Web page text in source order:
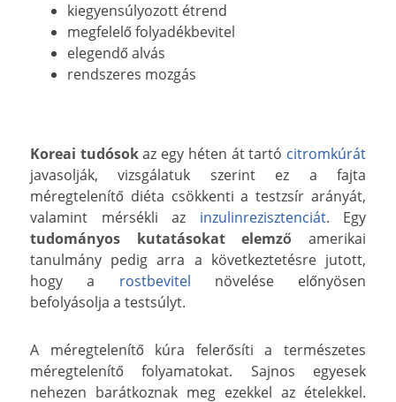
kiegyensúlyozott étrend
megfelelő folyadékbevitel
elegendő alvás
rendszeres mozgás
Koreai tudósokaz egy héten át tartó citromkúrát
javasolják, vizsgálatuk szerint ez a fajta
méregtelenítő diéta csökkenti a testzsír arányát,
valamint mérsékli az inzulinrezisztenciát. Egy
tudományos kutatásokat elemző amerikai
tanulmány pedig arra a következtetésre jutott,
hogy a rostbevitel növelése előnyösen
befolyásolja a testsúlyt.
A méregtelenítő kúra felerősíti a természetes
méregtelenítő folyamatokat. Sajnos egyesek
nehezen barátkoznak meg ezekkel az ételekkel.